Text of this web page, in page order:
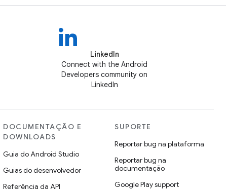
LinkedIn
Connect with the Android
Developers community on
LinkedIn
DOCUMENTAÇÃO E
DOWNLOADS
Guia do Android Studio
Guias do desenvolvedor
Referência da API
SUPORTE
Reportar bug na plataforma
Reportar bug na
documentação
Google Play support